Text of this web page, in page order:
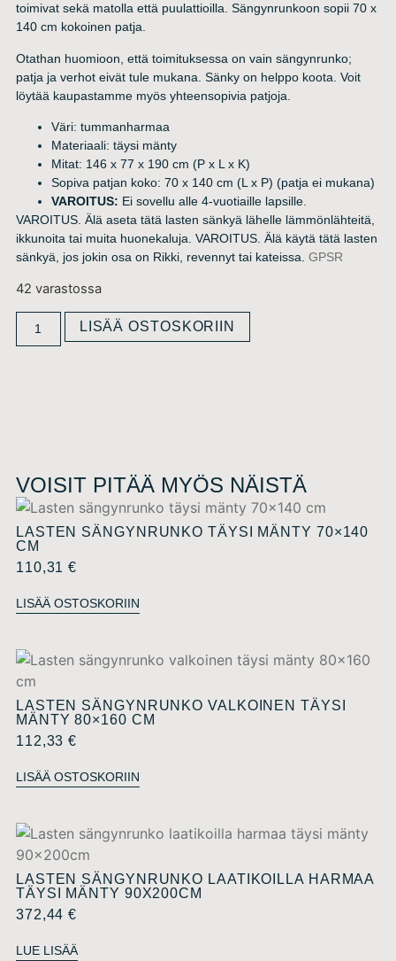
toimivat sekä matolla että puulattioilla. Sängynrunkoon sopii 70 x
140 cm kokoinen patja.
Otathan huomioon, että toimituksessa on vain sängynrunko;
patja ja verhot eivät tule mukana. Sänky on helppo koota. Voit
löytää kaupastamme myös yhteensopivia patjoja.
Väri: tummanharmaa
Materiaali: täysi mänty
Mitat: 146 x 77 x 190 cm (P x L x K)
Sopiva patjan koko: 70 x 140 cm (L x P) (patja ei mukana)
VAROITUS: Ei sovellu alle 4-vuotiaille lapsille.
VAROITUS. Älä aseta tätä lasten sänkyä lähelle lämmönlähteitä,
ikkunoita tai muita huonekaluja. VAROITUS. Älä käytä tätä lasten
sänkyä, jos jokin osa on Rikki, revennyt tai kateissa. GPSR
42 varastossa
LISÄÄ OSTOSKORIIN
VOISIT PITÄÄ MYÖS NÄISTÄ
LASTEN SÄNGYNRUNKO TÄYSI MÄNTY 70×140
CM
110,31€
LISÄÄ OSTOSKORIIN
LASTEN SÄNGYNRUNKO VALKOINEN TÄYSI
MÄNTY 80×160 CM
112,33€
LISÄÄ OSTOSKORIIN
LASTEN SÄNGYNRUNKO LAATIKOILLA HARMAA
TÄYSI MÄNTY 90X200CM
372,44€
LUE LISÄÄ